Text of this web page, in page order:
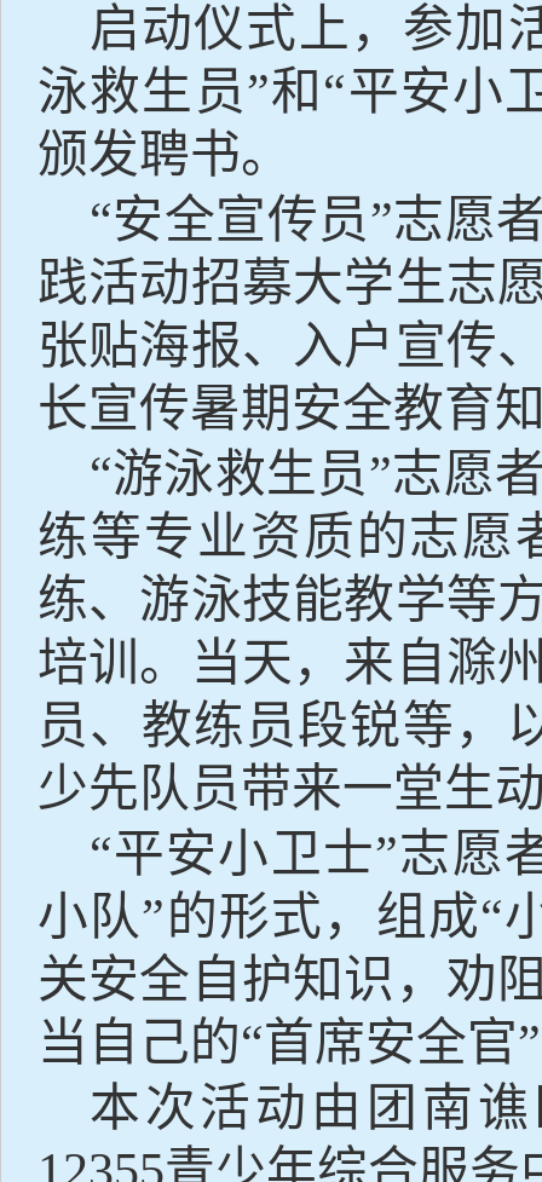
启动仪式上，参加
泳救生员”和 “平安小
颁发聘书。
“安全宣传员”志愿
践活动招募大学生志
张贴海报、入户宣传
长宣传暑期安全教育
“游泳救生员”志愿
练等专业资质的志愿
练、游泳技能教学等
培训。当天，来自滁
员、教练员段锐等，
少先队员带来一堂生
“平安小卫士”志愿
小队”的形式，组成“
关安全自护知识，劝
当自己的“首席安全官”
本次活动由团南